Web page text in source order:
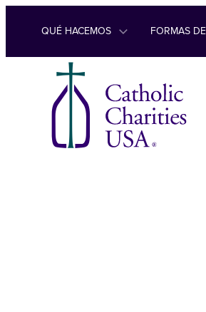
Ir al contenido
QUÉ HACEMOS FORMAS